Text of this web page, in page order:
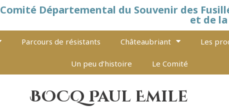
Comité Départemental du Souvenir des
et de
Parcours de résistants Châteaubriant Les
Un peu d’histoire Le Comité
BOCQ Paul Emile